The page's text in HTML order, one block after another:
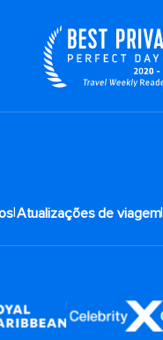
|Atualizações de viagem|